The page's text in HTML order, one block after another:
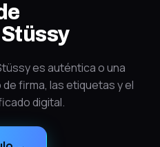
es auténtica o una
firma, las etiquetas y el
digital.